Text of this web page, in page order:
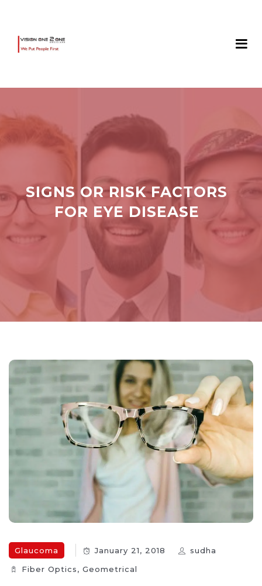
SIGNS OR RISK FACTORS
FOR EYE DISEASE
Glaucoma January 21, 2018
sudha
Fiber Optics‎, Geometrical